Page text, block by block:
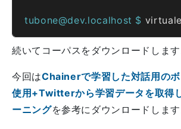
tubone@dev.localhost $
続いてコーパスをダウンロードします
今回はChainerで学習した対話用の
使用+Twitterから学習データを取得
ーニングを参考にダウンロードします